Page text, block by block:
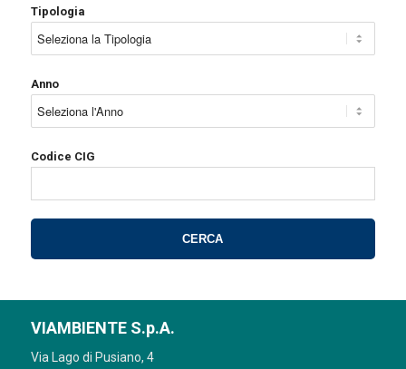
Tipologia
Anno
Codice CIG
VIAMBIENTE S.p.A.
Via Lago di Pusiano, 4